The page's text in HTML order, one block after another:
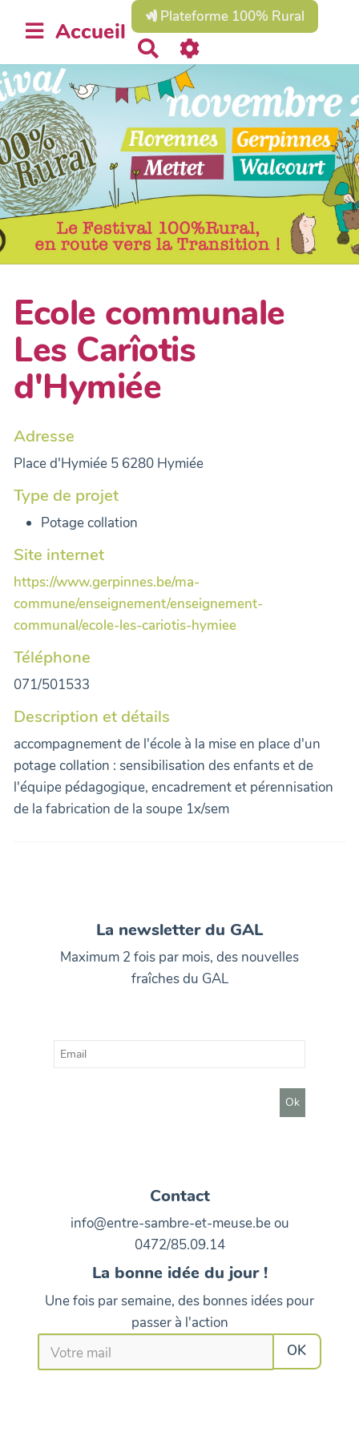
Accueil
Plateforme 100% Rural
e
c
h
e
r
c
r
Ecole communale
Les Carîotis
d'Hymiée
Adresse
Place d'Hymiée 5 6280 Hymiée
Type de projet
Potage collation
Site internet
https://www.gerpinnes.be/ma-
commune/enseignement/enseignement-
communal/ecole-les-cariotis-hymiee
Téléphone
071/501533
Description et détails
accompagnement de l'école à la mise en place d'un
potage collation : sensibilisation des enfants et de
l'équipe pédagogique, encadrement et pérennisation
de la fabrication de la soupe 1x/sem
La newsletter du GAL
Maximum 2 fois par mois, des nouvelles
fraîches du GAL
Contact
info@entre-sambre-et-meuse.be ou
0472/85.09.14
La bonne idée du jour !
Une fois par semaine, des bonnes idées pour
passer à l'action